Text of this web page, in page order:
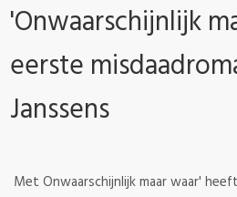
'Onwaarschijnlijk
eerste
Janssens
Met Onwaarschijnlijk maar waar'